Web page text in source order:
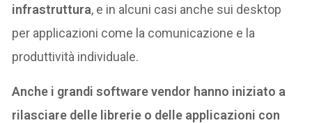
infrastruttura, e in alcuni casi anche sui desktop
per applicazioni come la comunicazione e la
produttività individuale.
Anche i grandi software vendor hanno iniziato a
rilasciare delle librerie o delle applicazioni con